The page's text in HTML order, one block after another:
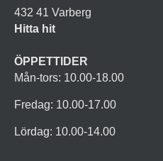
432 41 Varberg
Hitta hit
ÖPPETTIDER
Mån-tors: 10.00-18.00
Fredag: 10.00-17.00
Lördag: 10.00-14.00